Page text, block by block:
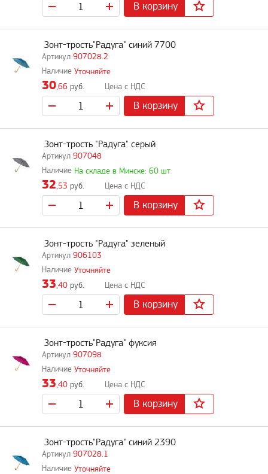
В корзину
907028.2
Зонт-трость"Радуга" синий 7700
Уточняйте
30,66 руб.
В корзину
907048
Зонт-трость "Радуга" серый
На складе в Минске: 60 шт
32,53 руб.
В корзину
906103
Зонт-трость "Радуга" зеленый
Уточняйте
33,40 руб.
В корзину
907098
Зонт-трость"Радуга" фуксия
Уточняйте
33,40 руб.
В корзину
907028.1
Зонт-трость"Радуга" синий 2390
Уточняйте